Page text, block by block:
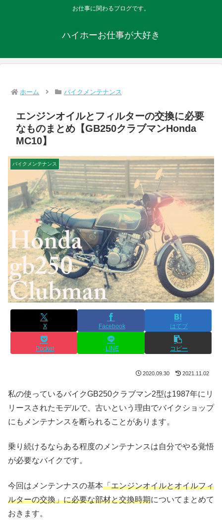
お仕事に関わるブログです。
ハイホーお仕事が大好き
ホーム バイクメンテナンス
エンジンオイルとフィルターの交換に必要
なものまとめ【GB250クラブマンHonda
MC10】
バイクメンテナンス
X Facebook はてブ
Pocket LINE コピー
2020.09.30 2021.11.02
私の使っているバイクGB250クラブマン2型は1987年にリ
リースされたモデルで、古いという理由でバイクショップ
にもメンテナンスを断られることがあります。
乗り続けるならある程度のメンテナンスは自分でやる覚悟
が必要なバイクです。
今回はメンテンナスの基本「エンジンオイルとオイルフィ
ルターの交換」に必要な部材と交換時期についてまとめて
おきます。